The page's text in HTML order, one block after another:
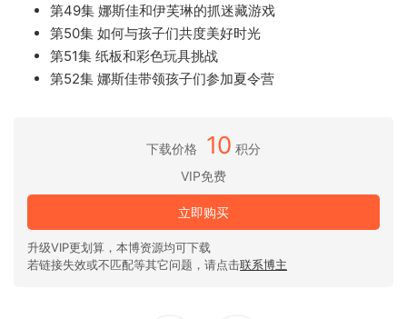
第49集 娜斯佳和伊芙琳的抓迷藏游戏
第50集 如何与孩子们共度美好时光
第51集 纸板和彩色玩具挑战
第52集 娜斯佳带领孩子们参加夏令营
下载价格 10 积分
VIP免费
立即购买
升级VIP更划算，本博资源均可下载
若链接失效或不匹配等其它问题，请点击联系博主